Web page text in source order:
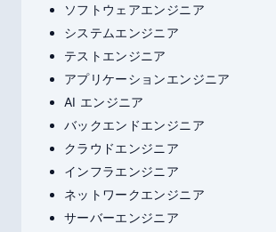
ソフトウェアエンジニア
システムエンジニア
テストエンジニア
アプリケーションエンジニア
AI エンジニア
バックエンドエンジニア
クラウドエンジニア
インフラエンジニア
ネットワークエンジニア
サーバーエンジニア